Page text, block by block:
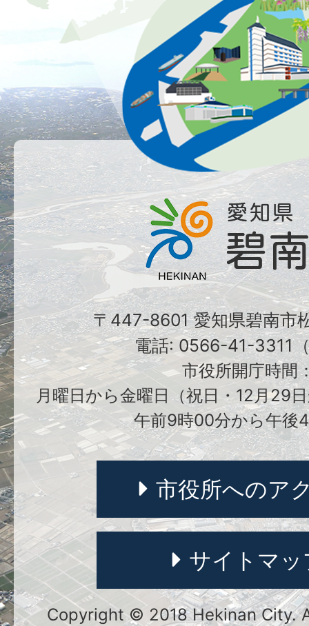
〒447-8601 愛知県碧南市
電話: 0566-41-3311
市役所開庁時間
月曜日から金曜日（祝日・12月29
午前9時00分から午後
市役所へのア
サイトマッ
Copyright © 2018 Hekinan City.